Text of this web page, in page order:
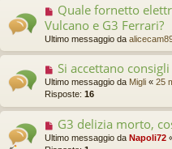
Quale fornetto
Vulcano e G3 Ferrari?
Ultimo messaggio da
Si accettano consigli
Ultimo messaggio da Migli « 25
Risposte: 16
G3 delizia morto,
Ultimo messaggio da Napoli72